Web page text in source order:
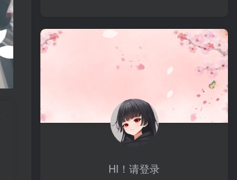
HI！请登录